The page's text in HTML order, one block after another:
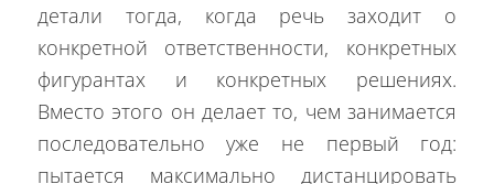
детали тогда, когда речь заходит о
конкретной ответственности, конкретных
фигурантах и конкретных решениях.
Вместо этого он делает то, чем занимается
последовательно уже не первый год:
пытается максимально дистанцировать